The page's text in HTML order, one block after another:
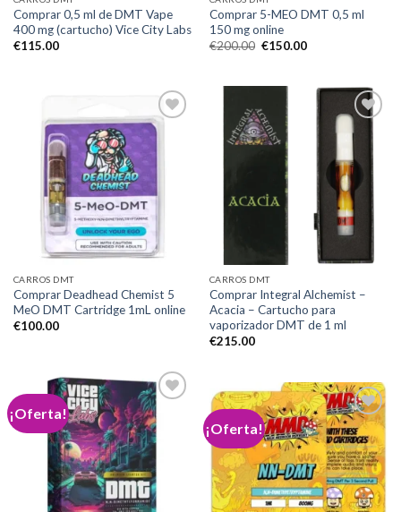
Comprar 0,5 ml de DMT Vape
400 mg (cartucho) Vice City Labs
€115.00
Comprar 5-MEO DMT 0,5 ml
150 mg online
€200.00 El
€200.00.
€150.00El
€150.00.
CARROS DMT
Comprar Deadhead Chemist 5
MeO DMT Cartridge 1mL online
€100.00
Add to
wishlist
CARROS DMT
Comprar Integral Alchemist –
Acacia – Cartucho para
vaporizador DMT de 1 ml
€215.00
¡Oferta!
Add to
wishlist
¡Oferta!
Add to
wishlist